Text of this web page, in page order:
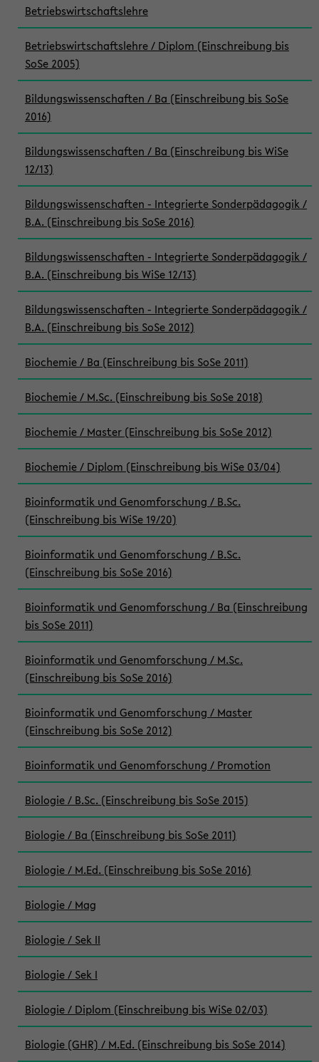
Betriebswirtschaftslehre
Betriebswirtschaftslehre / Diplom (Einschreibung bis
SoSe 2005)
Bildungswissenschaften / Ba (Einschreibung bis SoSe
2016)
Bildungswissenschaften / Ba (Einschreibung bis WiSe
12/13)
Bildungswissenschaften - Integrierte Sonderpädagogik /
B.A. (Einschreibung bis SoSe 2016)
Bildungswissenschaften - Integrierte Sonderpädagogik /
B.A. (Einschreibung bis WiSe 12/13)
Bildungswissenschaften - Integrierte Sonderpädagogik /
B.A. (Einschreibung bis SoSe 2012)
Biochemie / Ba (Einschreibung bis SoSe 2011)
Biochemie / M.Sc. (Einschreibung bis SoSe 2018)
Biochemie / Master (Einschreibung bis SoSe 2012)
Biochemie / Diplom (Einschreibung bis WiSe 03/04)
Bioinformatik und Genomforschung / B.Sc.
(Einschreibung bis WiSe 19/20)
Bioinformatik und Genomforschung / B.Sc.
(Einschreibung bis SoSe 2016)
Bioinformatik und Genomforschung / Ba (Einschreibung
bis SoSe 2011)
Bioinformatik und Genomforschung / M.Sc.
(Einschreibung bis SoSe 2016)
Bioinformatik und Genomforschung / Master
(Einschreibung bis SoSe 2012)
Bioinformatik und Genomforschung / Promotion
Biologie / B.Sc. (Einschreibung bis SoSe 2015)
Biologie / Ba (Einschreibung bis SoSe 2011)
Biologie / M.Ed. (Einschreibung bis SoSe 2016)
Biologie / Mag
Biologie / Sek II
Biologie / Sek I
Biologie / Diplom (Einschreibung bis WiSe 02/03)
Biologie (GHR) / M.Ed. (Einschreibung bis SoSe 2014)